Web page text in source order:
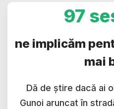
97
ne implicăm
mai
Dă de știre dacă ai
Gunoi aruncat în